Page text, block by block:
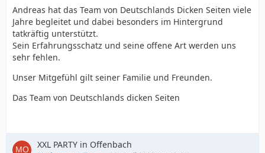
Andreas hat das Team von Deutschlands Dicken Seiten viele
Jahre begleitet und dabei besonders im Hintergrund
tatkräftig unterstützt.
Sein Erfahrungsschatz und seine offene Art werden uns
sehr fehlen.
Unser Mitgefühl gilt seiner Familie und Freunden.
Das Team von Deutschlands dicken Seiten
XXL PARTY in Offenbach